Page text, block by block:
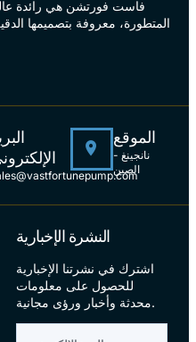
فاست فورتشن هي رائدة
المتطورة، معروفة بتصميمها
الموقع
نانجينغ -
الصين
النشرة الإخبارية
اشترك في نشرتنا الإخبارية
للحصول على معلومات
محدثة وأخبار ورؤى مجانية.